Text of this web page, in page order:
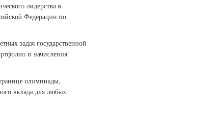
лидерства в
Федерации по
задач государственной
и начисления
олимпиады,
вклада для любых